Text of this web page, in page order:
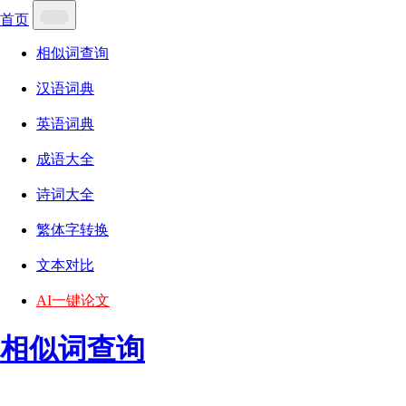
首页
相似词查询
汉语词典
英语词典
成语大全
诗词大全
繁体字转换
文本对比
AI一键论文
相似词查询